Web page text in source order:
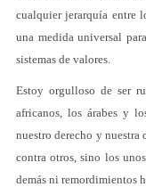
cualquier jerarquía entre
una medida universal
sistemas de valores.
Estoy orgulloso de ser
africanos, los árabes y
nuestro derecho y
contra otros, sino los
demás ni remordimientos